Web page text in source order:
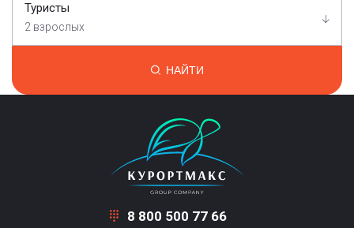
Туристы
2 взрослых
НАЙТИ
8 800 500 77 66